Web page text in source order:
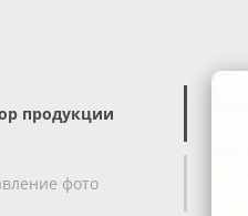
продукции
фото